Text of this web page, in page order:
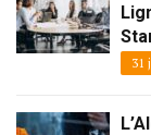
31